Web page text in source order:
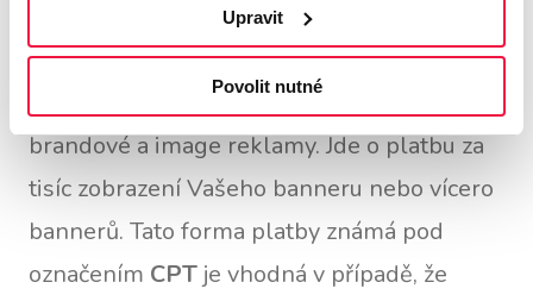
Upravit
Povolit nutné
CPC- tedy platba Vámi
stanovené ceny za proklik. Navíc je zde však
ještě možnost, kterou uvítají právě inzerenti
brandové a image reklamy. Jde o platbu za
tisíc zobrazení Vašeho banneru nebo vícero
bannerů. Tato forma platby známá pod
označením CPT je vhodná v případě, že